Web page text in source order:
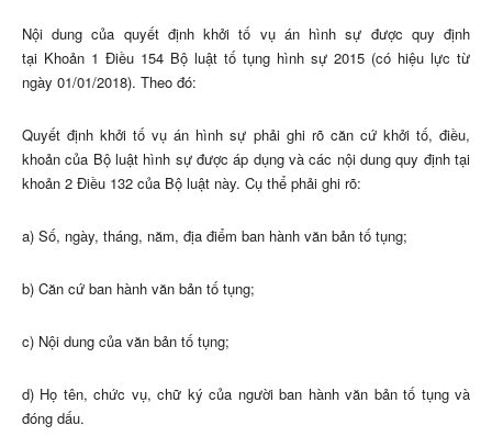
Nội dung của quyết định khởi tố vụ án hình sự được quy định
tại Khoản 1 Điều 154 Bộ luật tố tụng hình sự 2015 (có hiệu lực từ
ngày 01/01/2018). Theo đó:
Quyết định khởi tố vụ án hình sự phải ghi rõ căn cứ khởi tố, điều,
khoản của Bộ luật hình sự được áp dụng và các nội dung quy định tại
khoản 2 Điều 132 của Bộ luật này. Cụ thể phải ghi rõ:
a) Số, ngày, tháng, năm, địa điểm ban hành văn bản tố tụng;
b) Căn cứ ban hành văn bản tố tụng;
c) Nội dung của văn bản tố tụng;
d) Họ tên, chức vụ, chữ ký của người ban hành văn bản tố tụng và
đóng dấu.